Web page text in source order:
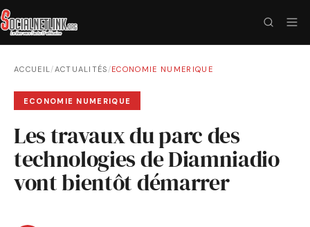
ACCUEIL/ACTUALITÉS /ECONOMIE NUMERIQUE
ECONOMIE NUMERIQUE
Les travaux du parc des
technologies de Diamniadio
vont bientôt démarrer